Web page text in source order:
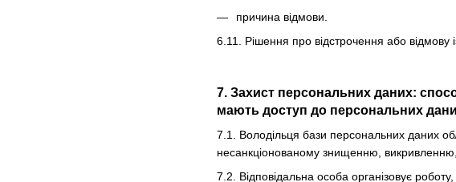
причина відмови.
6.11. Рішення про відстрочення або
7. Захист персональних даних:
мають доступ до персональних
7.1. Володільця бази персональних даних
несанкціонованому знищенню, викривленню,
7.2. Відповідальна особа організовує